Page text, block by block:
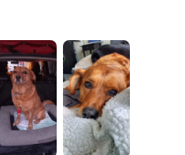
m´aider à pouvoir financer
toutes ses chances pour
de traitement.
votre participation et ne